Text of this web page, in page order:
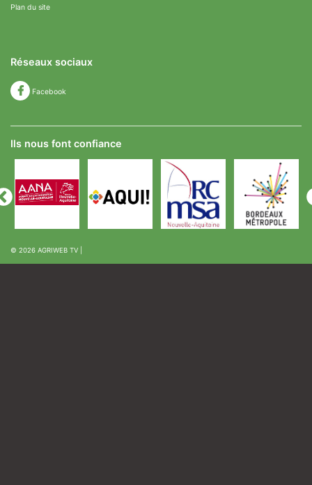
Plan du site
Réseaux sociaux
Facebook
Ils nous font confiance
© 2026 AGRIWEB TV